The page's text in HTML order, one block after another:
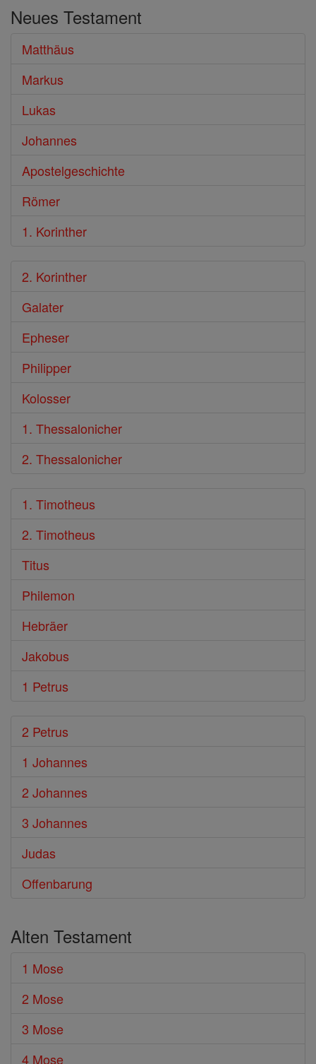
Bibel
Neues Testament
Matthäus
Markus
Lukas
Johannes
Apostelgeschichte
Römer
1. Korinther
2. Korinther
Galater
Epheser
Philipper
Kolosser
1. Thessalonicher
2. Thessalonicher
1. Timotheus
2. Timotheus
Titus
Philemon
Hebräer
Jakobus
1 Petrus
2 Petrus
1 Johannes
2 Johannes
3 Johannes
Judas
Offenbarung
Alten Testament
1 Mose
2 Mose
3 Mose
4 Mose